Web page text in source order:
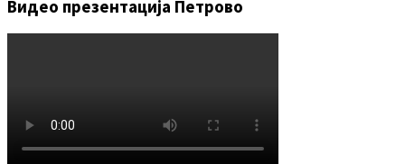
Видео презентација Петрово